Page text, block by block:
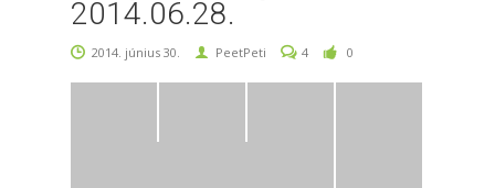
2014.06.28.
2014. június 30. PeetPeti 4 0